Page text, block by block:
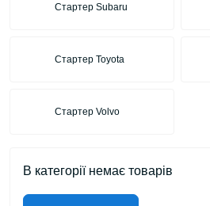
Стартер Subaru
Стартер Toyota
Стартер Volvo
В категорії немає товарів